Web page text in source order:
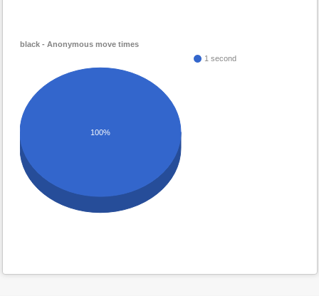
black - Anonymous move times
1 second
100%